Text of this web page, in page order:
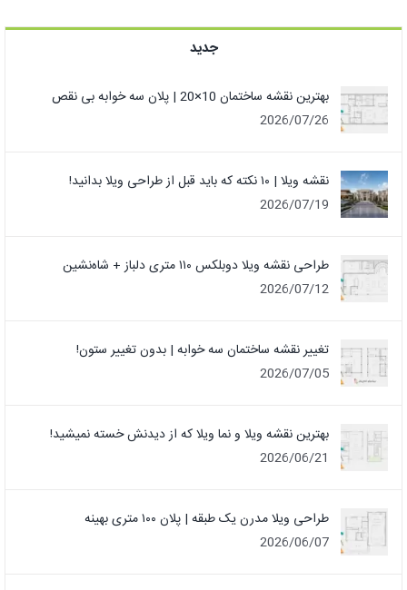
جدید
بهترین نقشه ساختمان 10×20 | پلان سه خوابه بی نقص
2026/07/26
نقشه ویلا | ۱۰ نکته که باید قبل از طراحی ویلا بدانید!
2026/07/19
طراحی نقشه ویلا دوبلکس ۱۱۰ متری دلباز + شاه‌نشین
2026/07/12
تغییر نقشه ساختمان سه خوابه | بدون تغییر ستون!
2026/07/05
بهترین نقشه ویلا و نما ویلا که از دیدنش خسته نمیشید!
2026/06/21
طراحی ویلا مدرن یک‌ طبقه | پلان ۱۰۰ متری بهینه
2026/06/07